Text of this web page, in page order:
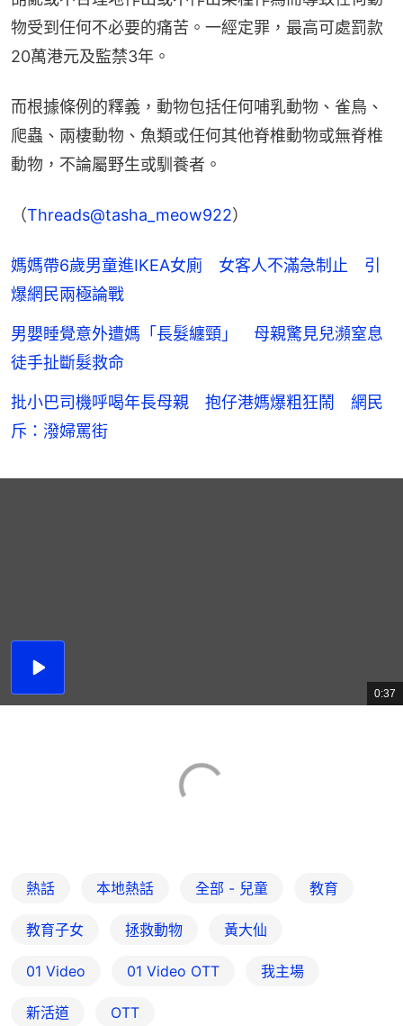
物受到任何不必要的痛苦。一經定罪，最高可處罰款
20萬港元及監禁3年。
而根據條例的釋義，動物包括任何哺乳動物、雀鳥、
爬蟲、兩棲動物、魚類或任何其他脊椎動物或無脊椎
動物，不論屬野生或馴養者。
（Threads@tasha_meow922）
媽媽帶6歲男童進IKEA女廁 女客人不滿急制止 引
爆網民兩極論戰
男嬰睡覺意外遭媽「長髮纏頸」 母親驚見兒瀕窒息
徒手扯斷髮救命
批小巴司機呼喝年長母親 抱仔港媽爆粗狂鬧 網民
斥：潑婦罵街
播
總
共
0:37
熱話 本地熱話 全部 - 兒童 教育
教育子女 拯救動物 黃大仙
01 Video 01‌ ‌Video‌ ‌OTT 我主場
新活道 OTT